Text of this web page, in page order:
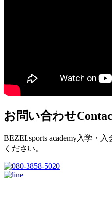
お問い合わせ
BEZELsports academy入学・
ください。